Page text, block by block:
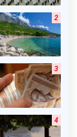
2
3
4